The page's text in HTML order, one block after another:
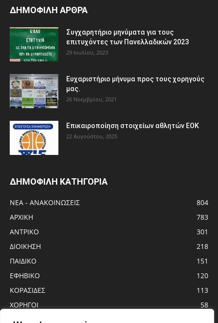
ΔΗΜΟΦΙΛΗ ΑΡΘΡΑ
Συγχαρητήριο μηνύματα για τους
επιτυχόντες των Πανελλαδικών 2023
29 Ιουλίου, 2023
Ευχαριστήριο μήνυμα προς τους χορηγούς
μας.
26 Νοεμβρίου, 2021
Eπικαιροποίηση στοιχείων αθλητών ΕΟΚ
22 Αυγούστου, 2025
ΔΗΜΟΦΙΛΗ ΚΑΤΗΓΟΡΙΑ
ΝΕΑ - ΑΝΑΚΟΙΝΩΣΕΙΣ
804
ΑΡΧΙΚΗ
783
ΑΝTΡΙΚΟ
301
ΔΙΟΙΚΗΣΗ
218
ΠΑΙΔΙΚΟ
151
ΕΦΗΒΙΚΟ
120
ΚΟΡΑΣΙΔΕΣ
113
ΧΟΡΗΓΟΙ
58
ΝΕΑΝΙΔΕΣ